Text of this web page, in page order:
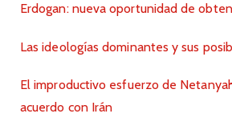
Erdogan: nueva oportunidad de
Las ideologías dominantes y sus
El improductivo esfuerzo de
acuerdo con Irán